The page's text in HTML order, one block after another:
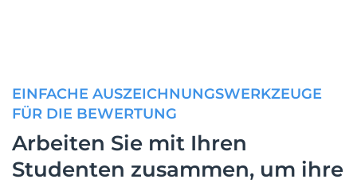
EINFACHE AUSZEICHNUNGSWERKZEUGE
FÜR DIE BEWERTUNG
Arbeiten Sie mit Ihren
Studenten zusammen, um ihre